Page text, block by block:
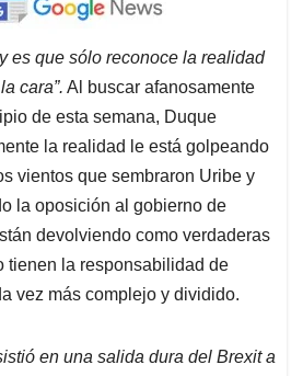
es que sólo reconoce la realidad
cara”. Al buscar afanosamente
de esta semana, Duque
la realidad le está golpeando
vientos que sembraron Uribe y
la oposición al gobierno de
devolviendo como verdaderas
tienen la responsabilidad de
vez más complejo y dividido.
en una salida dura del Brexit a